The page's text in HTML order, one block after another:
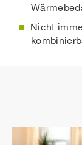
Nicht